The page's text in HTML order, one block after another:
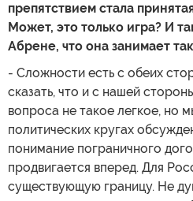
препятствием стала
Может, это только игра? И
Абрене, что она занимает
- Сложности есть с обеих
сказать, что и с нашей
вопроса не такое легкое, но
политических кругах
понимание пограничного
продвигается вперед. Для
существующую границу. Не